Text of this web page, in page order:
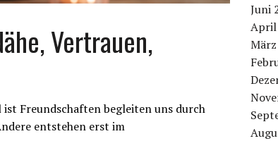
Vertrauen,
Freundschaften begleiten uns durch
entstehen erst im
Juni
April